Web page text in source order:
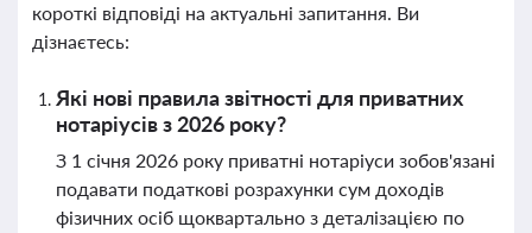
короткі відповіді на актуальні запитання. Ви
дізнаєтесь:
Які нові правила звітності для приватних
нотаріусів з 2026 року?
З 1 січня 2026 року приватні нотаріуси зобов'язані
подавати податкові розрахунки сум доходів
фізичних осіб щоквартально з деталізацією по